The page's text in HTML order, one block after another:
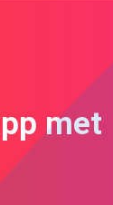
met